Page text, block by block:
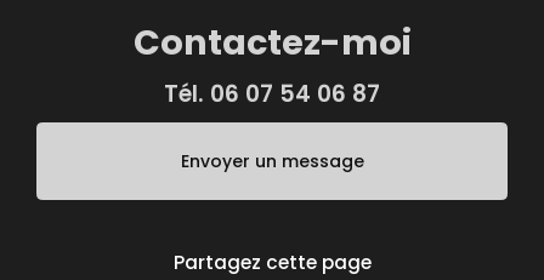
Contactez-moi
Tél. 06 07 54 06 87
Envoyer un message
Partagez cette page